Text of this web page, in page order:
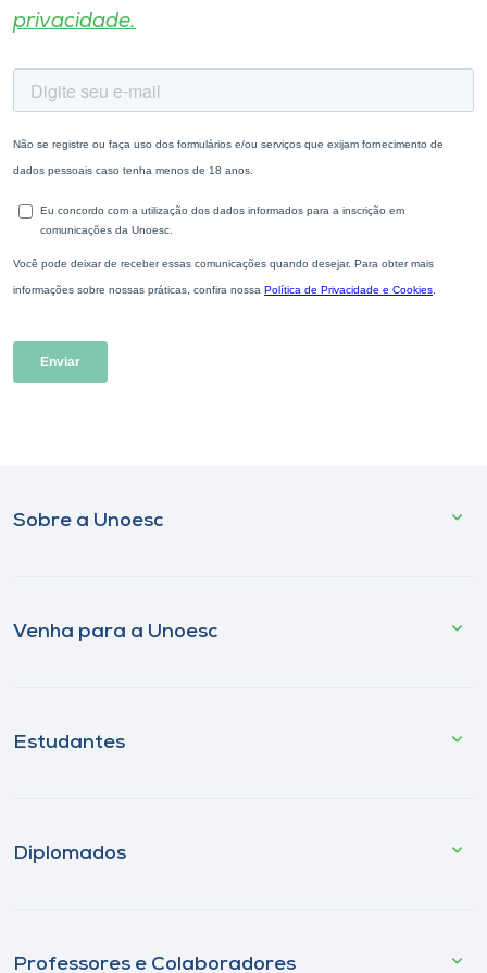
privacidade.
Sobre a Unoesc
Venha para a Unoesc
Estudantes
Diplomados
Professores e Colaboradores